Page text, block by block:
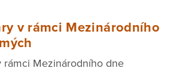
v rámci Mezinárodního
rámci Mezinárodního dne